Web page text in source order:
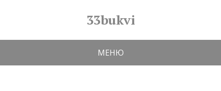
33bukvi
МЕНЮ